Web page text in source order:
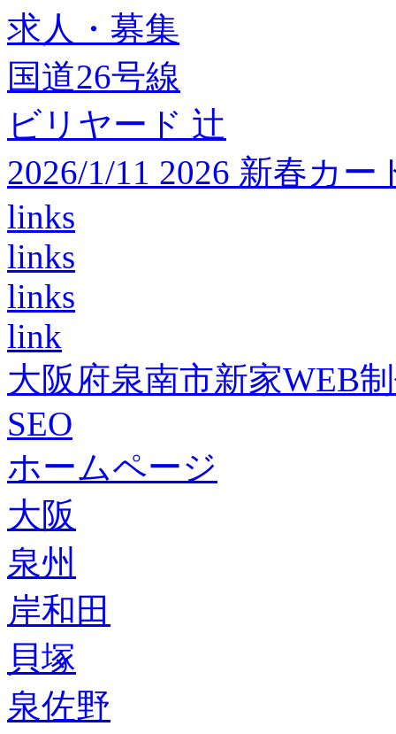
求人・募集
国道26号線
ビリヤード 辻
2026/1/11 2026 新春カ
links
links
links
link
大阪府泉南市新家WEB
SEO
ホームページ
大阪
泉州
岸和田
貝塚
泉佐野